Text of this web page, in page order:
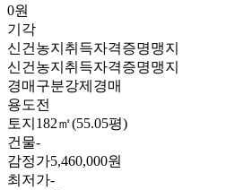
0원
기각
신건 농지취득자격증명맹지
신건 농지취득자격증명맹지
경매구분강제경매
용도전
토지 182㎡(55.05평)
건물-
감정가5,460,000원
최저가-